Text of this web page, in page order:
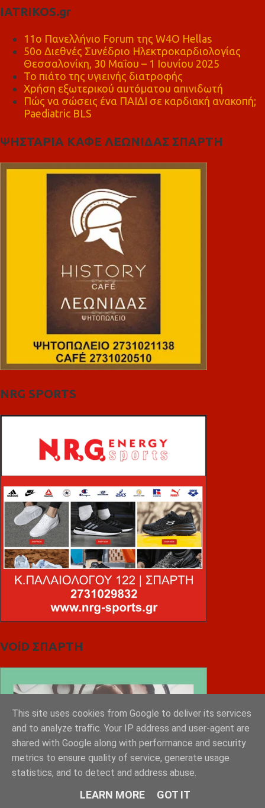
IATRIKOS.gr
11ο Πανελλήνιο Forum της W4O Hellas
50ο Διεθνές Συνέδριο Ηλεκτροκαρδιολογίας
Θεσσαλονίκη, 30 Μαΐου – 1 Ιουνίου 2025
Το πιάτο της υγιεινής διατροφής
Χρήση εξωτερικού αυτόματου απινιδωτή
Πώς να σώσεις ένα ΠΑΙΔΙ σε καρδιακή ανακοπή;
Paediatric BLS
ΨΗΣΤΑΡΙΑ ΚΑΦΕ ΛΕΩΝΙΔΑΣ ΣΠΑΡΤΗ
NRG SPORTS
VOiD ΣΠΑΡΤΗ
This site uses cookies from Google to deliver its services
and to analyze traffic. Your IP address and user-agent are
shared with Google along with performance and security
metrics to ensure quality of service, generate usage
statistics, and to detect and address abuse.
LEARN MORE GOT IT